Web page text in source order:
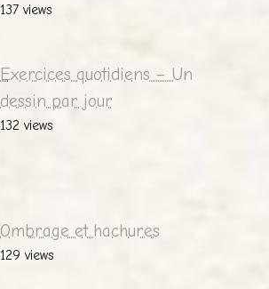
137 views
Exercices quotidiens – Un
dessin par jour
132 views
Ombrage et hachures
129 views